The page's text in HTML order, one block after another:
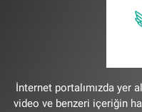
İnternet portalımızda yer
video ve benzeri içeriğin